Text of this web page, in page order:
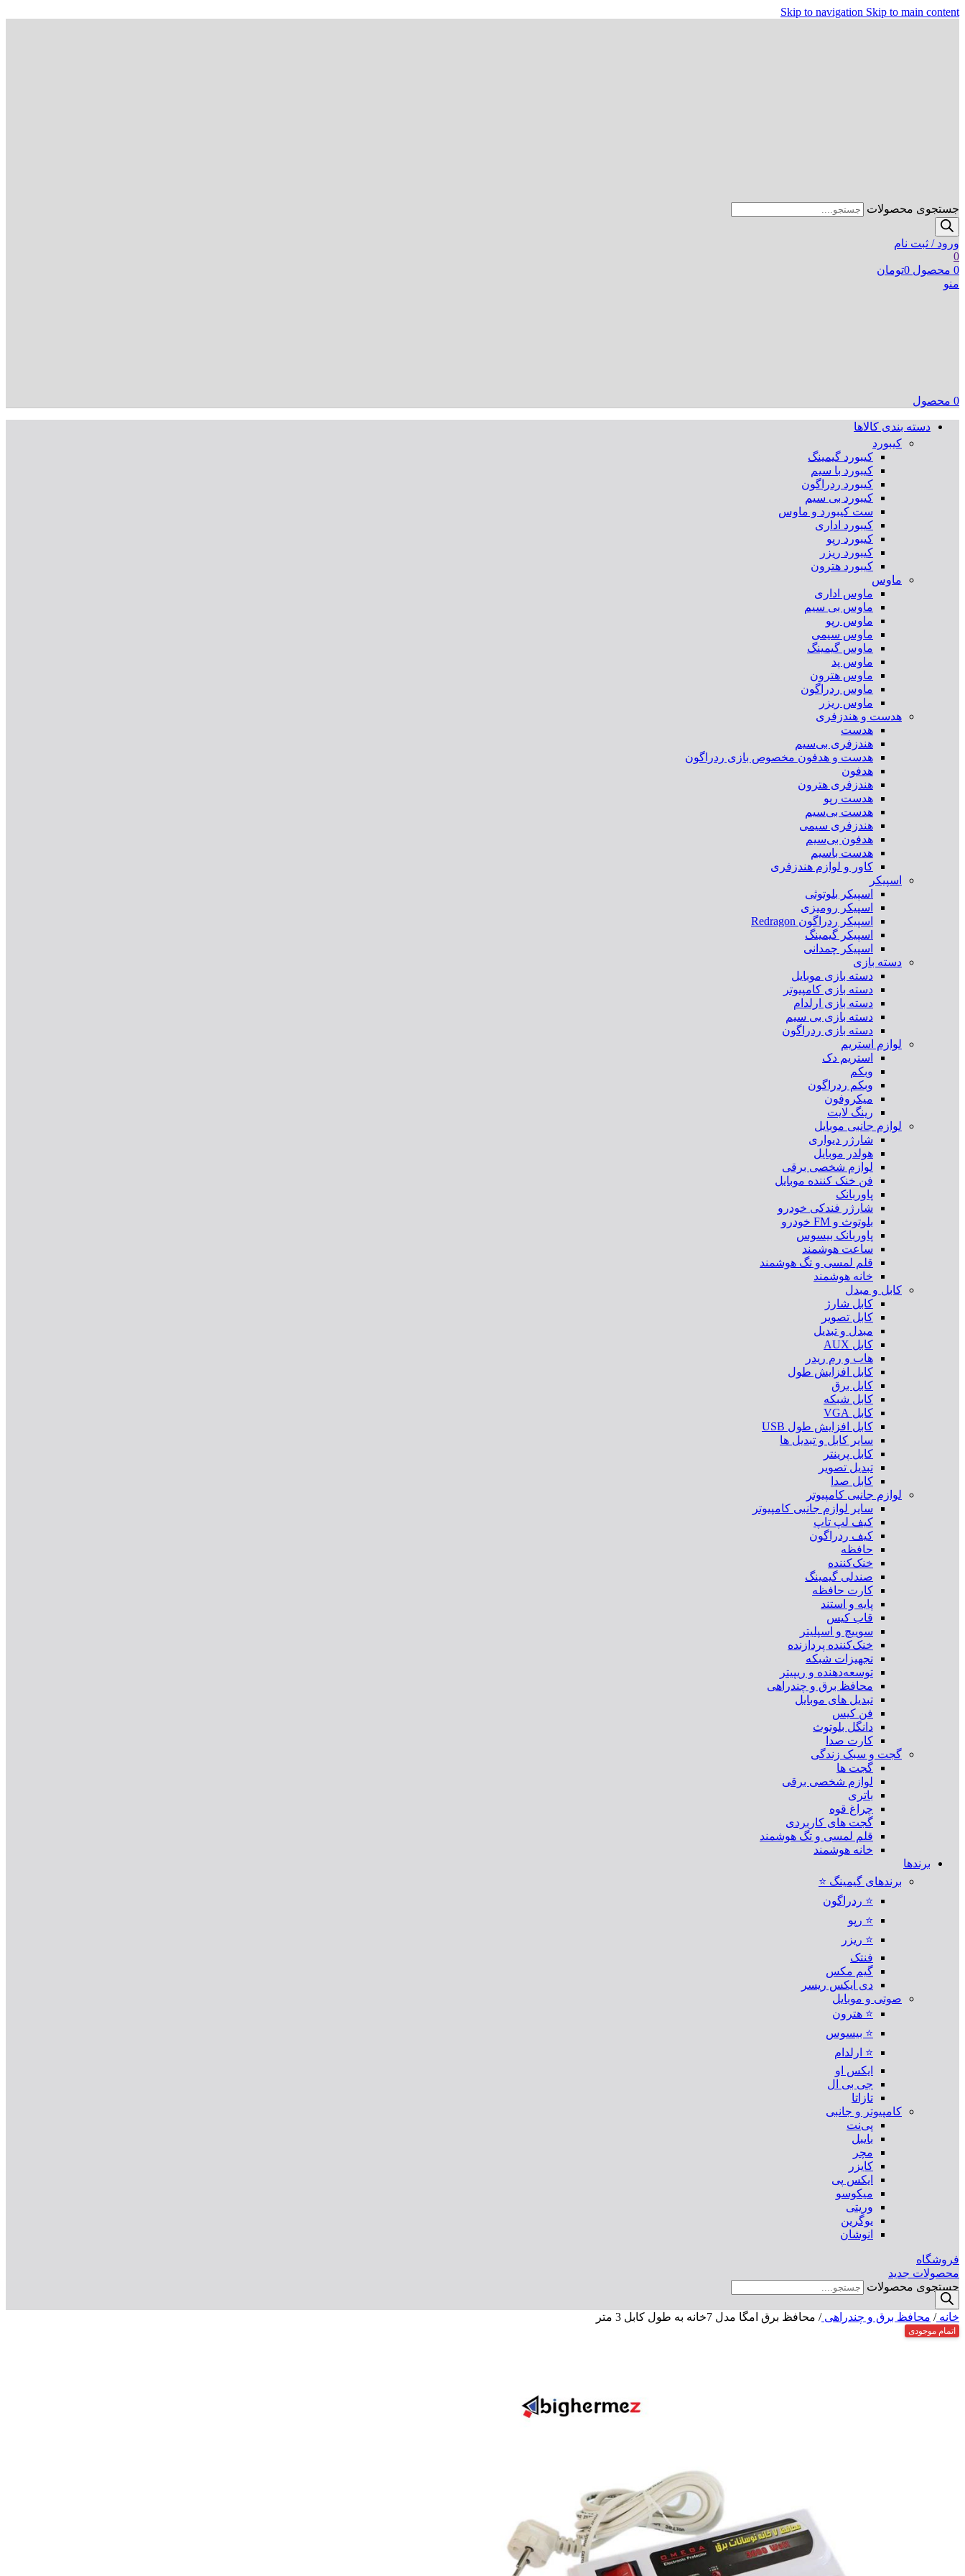
Skip to navigation Skip to main content
جستجوی محصولات
ورود / ثبت نام
0
0 محصول 0تومان
منو
0 محصول
دسته بندی کالاها
کیبورد
کیبورد گیمینگ
کیبورد با سیم
کیبورد ردراگون
کیبورد بی سیم
ست کیبورد و ماوس
کیبورد اداری
کیبورد رپو
کیبورد ریزر
کیبورد هترون
ماوس
ماوس اداری
ماوس بی سیم
ماوس رپو
ماوس سیمی
ماوس گیمینگ
ماوس پد
ماوس هترون
ماوس ردراگون
ماوس ریزر
هدست و هندزفری
هدست
هندزفری بی‌سیم
هدست و هدفون مخصوص بازی ردراگون
هدفون
هندزفری هترون
هدست رپو
هدست بی‌سیم
هندزفری سیمی
هدفون بی‌سیم
هدست باسیم
کاور و لوازم هندزفری
اسپیکر
اسپیکر بلوتوثی
اسپیکر رومیزی
اسپیکر ردراگون Redragon
اسپیکر گیمینگ
اسپیکر چمدانی
دسته بازی
دسته بازی موبایل
دسته بازی کامپیوتر
دسته بازی ارلدام
دسته بازی بی سیم
دسته بازی ردراگون
لوازم استریم
استریم دک
وبکم
وبکم ردراگون
میکروفون
رینگ لایت
لوازم جانبی موبایل
شارژر دیواری
هولدر موبایل
لوازم شخصی برقی
فن خنک کننده موبایل
پاوربانک
شارژر فندکی خودرو
بلوتوث و FM خودرو
پاوربانک بیسوس
ساعت هوشمند
قلم لمسی و تگ هوشمند
خانه هوشمند
کابل و مبدل
کابل شارژ
کابل تصویر
مبدل و تبدیل
کابل AUX
هاب و رم ریدر
کابل افزایش طول
کابل برق
کابل شبکه
کابل VGA
کابل افزایش طول USB
سایر کابل و تبدیل ها
کابل پرینتر
تبدیل تصویر
کابل صدا
لوازم جانبی کامپیوتر
سایر لوازم جانبی کامپیوتر
کیف لپ تاپ
کیف ردراگون
حافظه
خنک‌کننده
صندلی گیمینگ
کارت حافظه
پایه و استند
قاب کیس
سوییچ و اسپلیتر
خنک‌کننده پردازنده
تجهیزات شبکه
توسعه‌دهنده و ریپیتر
محافظ برق و چندراهی
تبدیل های موبایل
فن کیس
دانگل بلوتوث
کارت صدا
گجت و سبک زندگی
گجت ها
لوازم شخصی برقی
باتری
چراغ قوه
گجت های کاربردی
قلم لمسی و تگ هوشمند
خانه هوشمند
برندها
برندهای گیمینگ ⭐
⭐ ردراگون
⭐ رپو
⭐ ریزر
فنتک
گیم مکس
دی ایکس ریسر
صوتی و موبایل
⭐ هترون
⭐ بیسوس
⭐ ارلدام
ایکس او
جی بی ال
تازاتا
کامپیوتر و جانبی
پی‌نت
بایبل
مچر
کایزر
ایکس پی
میکوسو
وریتی
یوگرین
انوشان
فروشگاه
محصولات جدید
جستجوی محصولات
خانه/ محافظ برق و چندراهی/ محافظ برق امگا مدل 7خانه به طول کابل 3 متر
اتمام موجودی